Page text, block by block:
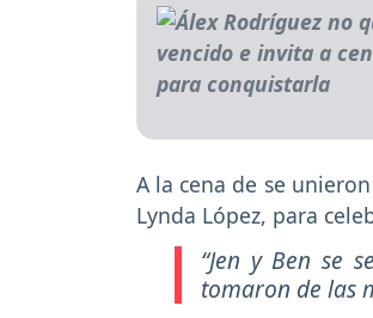
A la cena de se
Lynda López, para
“Jen y Ben se
tomaron de las